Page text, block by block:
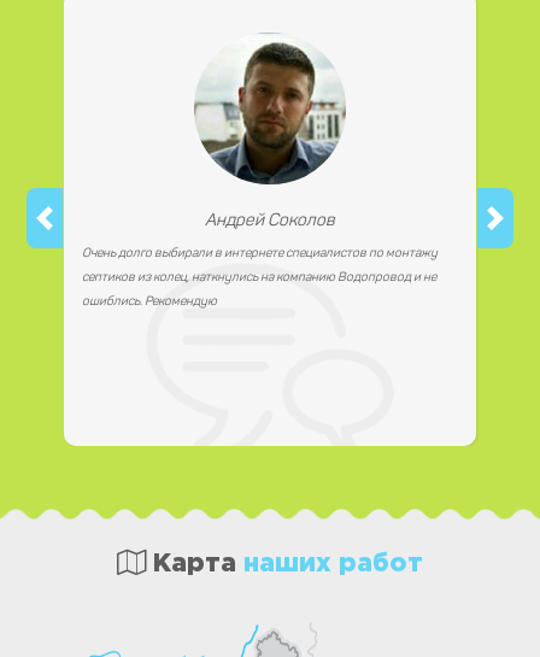
Андрей Соколов
Очень долго выбирали в интернете специалистов по монтажу
септиков из колец, наткнулись на компанию Водопровод и не
ошиблись. Рекомендую
Карта наших работ